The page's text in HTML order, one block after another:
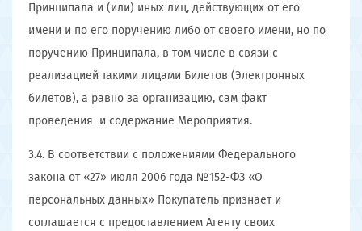
Принципала и (или) иных лиц, действующих от его
имени и по его поручению либо от своего имени, но по
поручению Принципала, в том числе в связи с
реализацией такими лицами Билетов (Электронных
билетов), а равно за организацию, сам факт
проведения и содержание Мероприятия.
3.4. В соответствии с положениями Федерального
закона от «27» июля 2006 года №152-ФЗ «О
персональных данных» Покупатель признает и
соглашается с предоставлением Агенту своих